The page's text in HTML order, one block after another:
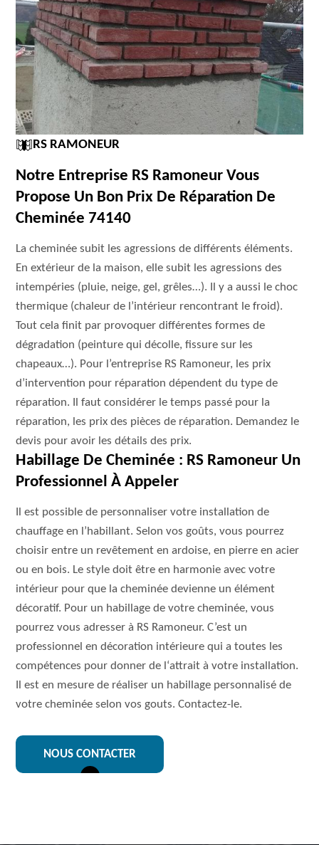
RS RAMONEUR
Notre Entreprise RS Ramoneur Vous
Propose Un Bon Prix De Réparation De
Cheminée 74140
La cheminée subit les agressions de différents éléments.
En extérieur de la maison, elle subit les agressions des
intempéries (pluie, neige, gel, grêles…). Il y a aussi le choc
thermique (chaleur de l’intérieur rencontrant le froid).
Tout cela finit par provoquer différentes formes de
dégradation (peinture qui décolle, fissure sur les
chapeaux…). Pour l’entreprise RS Ramoneur, les prix
d’intervention pour réparation dépendent du type de
réparation. Il faut considérer le temps passé pour la
réparation, les prix des pièces de réparation. Demandez le
devis pour avoir les détails des prix.
Habillage De Cheminée : RS Ramoneur Un
Professionnel À Appeler
Il est possible de personnaliser votre installation de
chauffage en l’habillant. Selon vos goûts, vous pourrez
choisir entre un revêtement en ardoise, en pierre en acier
ou en bois. Le style doit être en harmonie avec votre
intérieur pour que la cheminée devienne un élément
décoratif. Pour un habillage de votre cheminée, vous
pourrez vous adresser à RS Ramoneur. C’est un
professionnel en décoration intérieure qui a toutes les
compétences pour donner de l‘attrait à votre installation.
Il est en mesure de réaliser un habillage personnalisé de
votre cheminée selon vos gouts. Contactez-le.
NOUS CONTACTER